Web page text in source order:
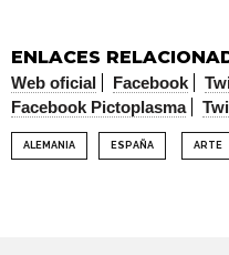
ENLACES
Web oficial Facebook
Facebook Pictoplasma
ALEMANIA ESPAÑA ARTE